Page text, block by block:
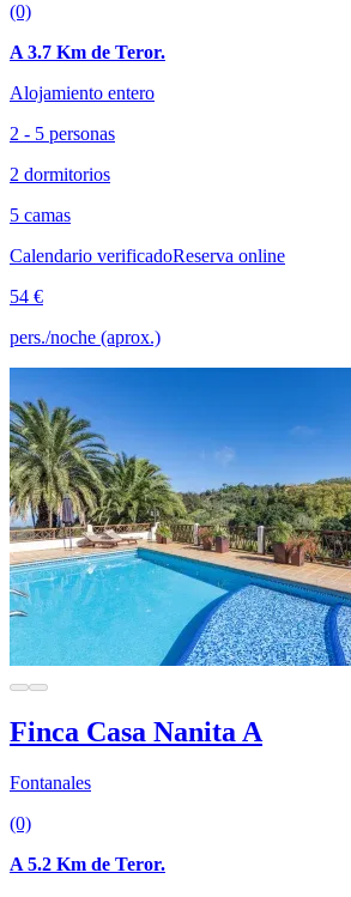
(0)
A 3.7 Km de Teror.
Alojamiento entero
2 - 5 personas
2 dormitorios
5 camas
Calendario verificadoReserva online
54 €
pers./noche (aprox.)
Finca Casa Nanita A
Fontanales
(0)
A 5.2 Km de Teror.